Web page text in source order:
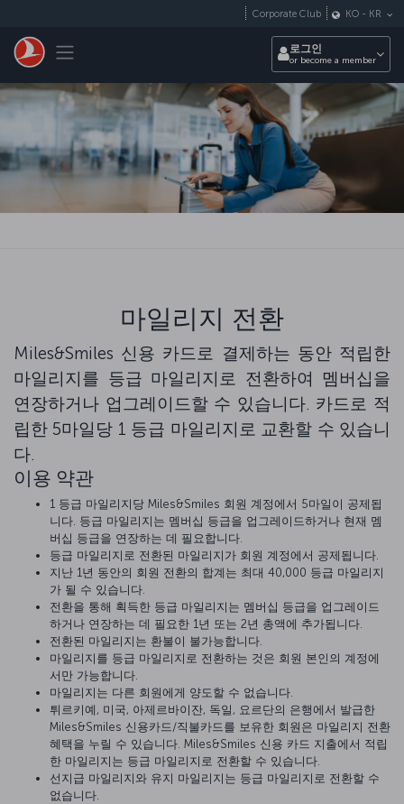
Toggle navigation
Corporate Club KO - KR
로그인
or become a member
마일리지 전환
Miles&Smiles 신용 카드로 결제하는 동안 적립한
마일리지를 등급 마일리지로 전환하여 멤버십을
연장하거나 업그레이드할 수 있습니다. 카드로 적
립한 5마일당 1 등급 마일리지로 교환할 수 있습니
다.
이용 약관
1 등급 마일리지당 Miles&Smiles 회원 계정에서 5마일이 공제됩
니다. 등급 마일리지는 멤버십 등급을 업그레이드하거나 현재 멤
버십 등급을 연장하는 데 필요합니다.
등급 마일리지로 전환된 마일리지가 회원 계정에서 공제됩니다.
지난 1년 동안의 회원 전환의 합계는 최대 40,000 등급 마일리지
가 될 수 있습니다.
전환을 통해 획득한 등급 마일리지는 멤버십 등급을 업그레이드
하거나 연장하는 데 필요한 1년 또는 2년 총액에 추가됩니다.
전환된 마일리지는 환불이 불가능합니다.
마일리지를 등급 마일리지로 전환하는 것은 회원 본인의 계정에
서만 가능합니다.
마일리지는 다른 회원에게 양도할 수 없습니다.
튀르키예, 미국, 아제르바이잔, 독일, 요르단의 은행에서 발급한
Miles&Smiles 신용카드/직불카드를 보유한 회원은 마일리지 전환
혜택을 누릴 수 있습니다. Miles&Smiles 신용 카드 지출에서 적립
한 마일리지는 등급 마일리지로 전환할 수 있습니다.
선지급 마일리지와 유지 마일리지는 등급 마일리지로 전환할 수
없습니다.